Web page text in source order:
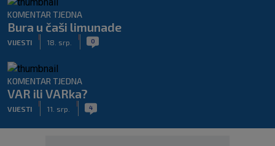
KOMENTAR TJEDNA
Bura u čaši limunade
VIJESTI 18. srp. 0
KOMENTAR TJEDNA
VAR ili VARka?
VIJESTI 11. srp. 4